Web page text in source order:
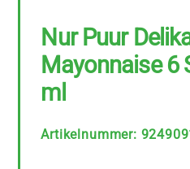
Nur Puur
Mayonnaise 6
ml
Artikelnummer: